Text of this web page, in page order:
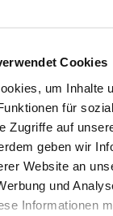
Cookies
um Inhalte
für
Zugriffe auf
geben wir
Website an
und
Informationen
(02151 472705)